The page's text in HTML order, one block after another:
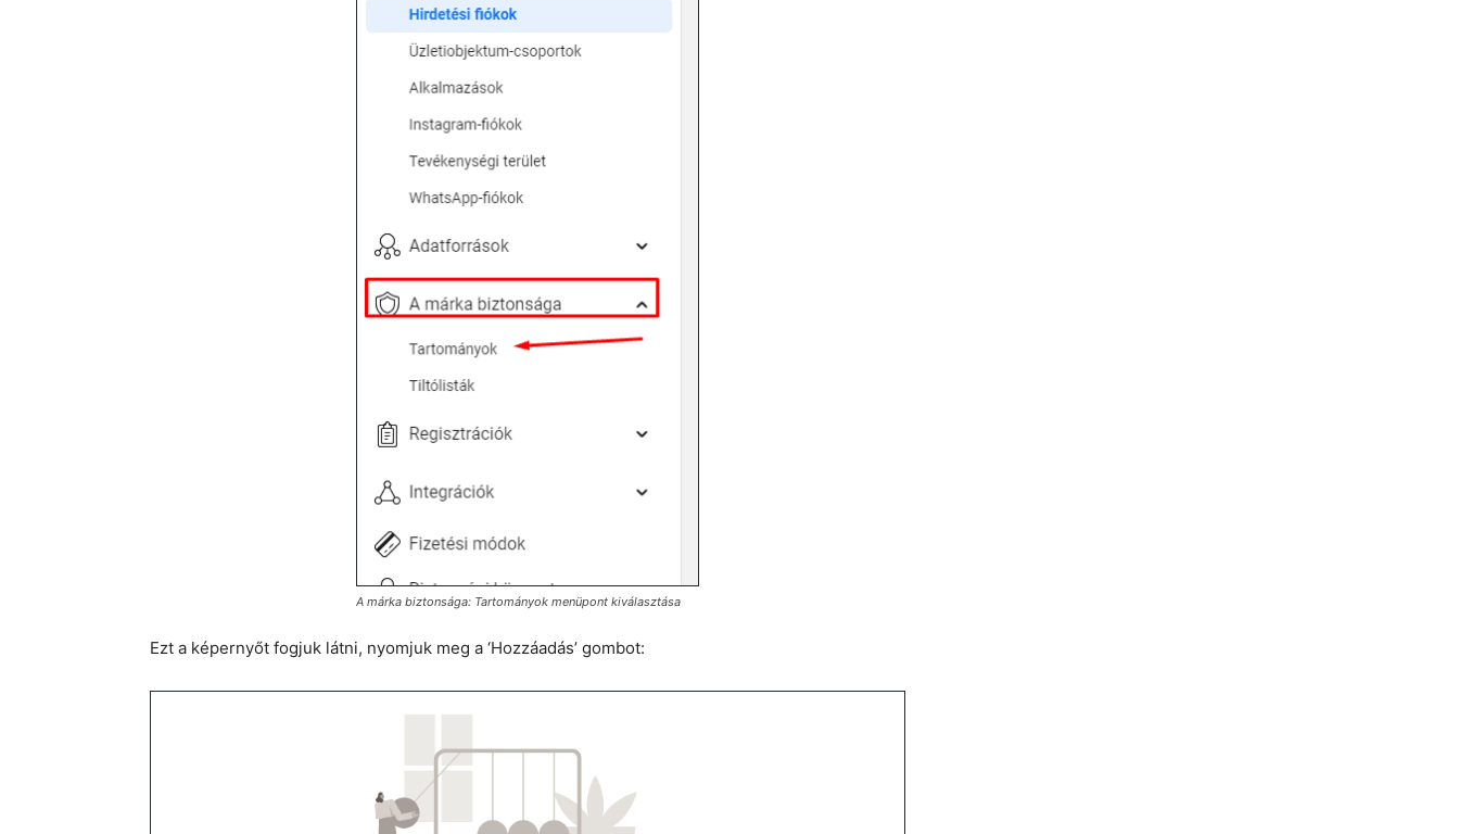
A márka biztonsága: Tartományok menüpont kiválasztása
Ezt a képernyőt fogjuk látni, nyomjuk meg a ‘Hozzáadás’ gombot: